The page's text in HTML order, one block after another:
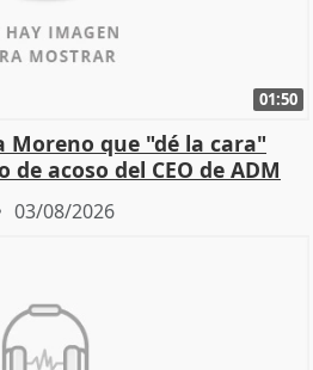
01:50
que "dé la cara"
acoso del CEO de ADM
03/08/2026